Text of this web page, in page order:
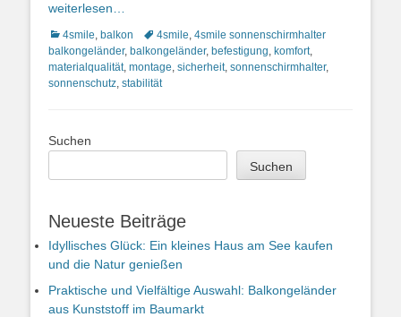
weiterlesen…
Kategorien
4smile, balkon Schlagworte
4smile, 4smile sonnenschirmhalter
balkongeländer, balkongeländer, befestigung, komfort,
materialqualität, montage, sicherheit, sonnenschirmhalter,
sonnenschutz, stabilität
Suchen
Suchen
Neueste Beiträge
Idyllisches Glück: Ein kleines Haus am See kaufen
und die Natur genießen
Praktische und Vielfältige Auswahl: Balkongeländer
aus Kunststoff im Baumarkt